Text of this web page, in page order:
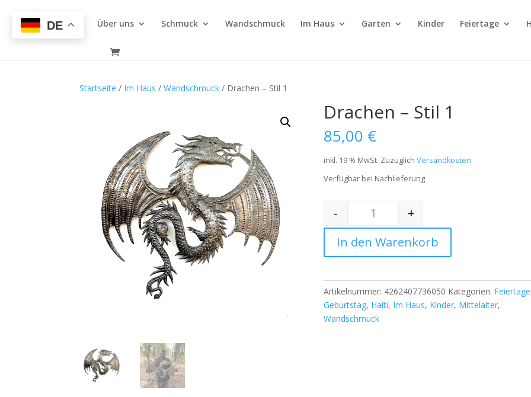
Über uns Schmuck Wandschmuck Im Haus Garten Kinder Feiertage
Startseite / Im Haus /Wandschmuck / Drachen – Stil 1
Drachen – Stil 1
85,00 €
inkl. 19 % MwSt. ZuzüglichVersandkosten
Verfügbar bei Nachlieferung
Quantity
-
+
In den Warenkorb
Artikelnummer: 4262407736050 Kategorien: Feiertage
Geburtstag, Haiti, Im Haus, Kinder, Mittelalter,
Wandschmuck
DE